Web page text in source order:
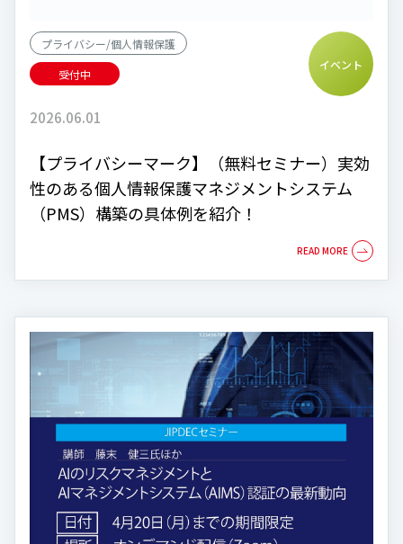
プライバシー/個人情報保護
受付中
イベント
2026.06.01
【プライバシーマーク】（無料セミナー）実効
性のある個人情報保護マネジメントシステム
（PMS）構築の具体例を紹介！